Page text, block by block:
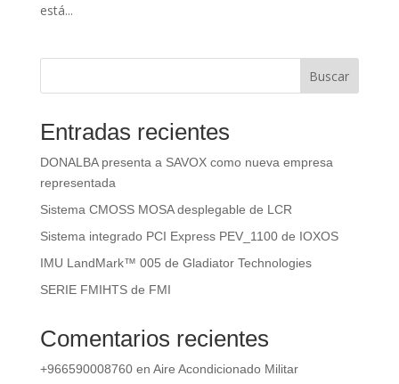
está...
Buscar
Entradas recientes
DONALBA presenta a SAVOX como nueva empresa
representada
Sistema CMOSS MOSA desplegable de LCR
Sistema integrado PCI Express PEV_1100 de IOXOS
IMU LandMark™ 005 de Gladiator Technologies
SERIE FMIHTS de FMI
Comentarios recientes
+966590008760en Aire Acondicionado Militar